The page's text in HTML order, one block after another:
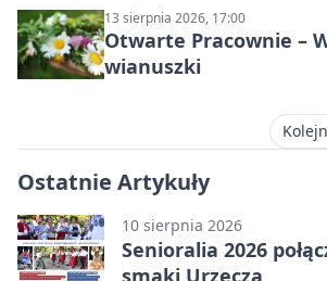
13 sierpnia 2026, 17:00
Otwarte Pracownie –
wianuszki
Ostatnie Artykuły
10 sierpnia 2026
Senioralia 2026